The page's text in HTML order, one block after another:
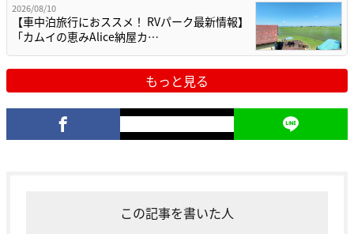
2026/08/10
【車中泊旅行におススメ！ RVパーク最新情報】
「カムイの恵みAlice納屋カ…
もっと見る
この記事を書いた人